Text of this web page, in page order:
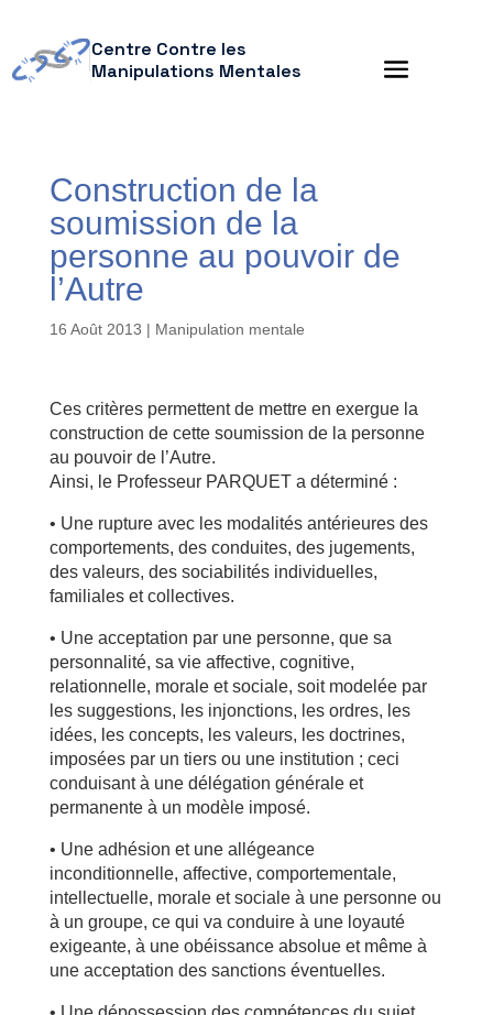
Centre Contre les
Manipulations Mentales
Construction de la
soumission de la
personne au pouvoir de
l’Autre
16 Août 2013 | Manipulation mentale
Ces critères permettent de mettre en exergue la
construction de cette soumission de la personne
au pouvoir de l’Autre.
Ainsi, le Professeur PARQUET a déterminé :
• Une rupture avec les modalités antérieures des
comportements, des conduites, des jugements,
des valeurs, des sociabilités individuelles,
familiales et collectives.
• Une acceptation par une personne, que sa
personnalité, sa vie affective, cognitive,
relationnelle, morale et sociale, soit modelée par
les suggestions, les injonctions, les ordres, les
idées, les concepts, les valeurs, les doctrines,
imposées par un tiers ou une institution ; ceci
conduisant à une délégation générale et
permanente à un modèle imposé.
• Une adhésion et une allégeance
inconditionnelle, affective, comportementale,
intellectuelle, morale et sociale à une personne ou
à un groupe, ce qui va conduire à une loyauté
exigeante, à une obéissance absolue et même à
une acceptation des sanctions éventuelles.